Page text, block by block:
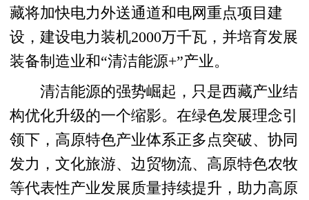
藏将加快电力外送通道和电网重点项目建
设，建设电力装机2000万千瓦，并培育发展
装备制造业和“清洁能源+”产业。
清洁能源的强势崛起，只是西藏产业结
构优化升级的一个缩影。在绿色发展理念引
领下，高原特色产业体系正多点突破、协同
发力，文化旅游、边贸物流、高原特色农牧
等代表性产业发展质量持续提升，助力高原